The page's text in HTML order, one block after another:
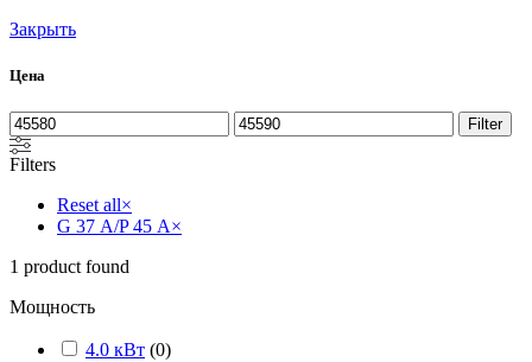
Закрыть
Цена
Filter
Filters
Reset all×
G 37 А/P 45 А×
1 product found
Мощность
4.0 кВт (0)